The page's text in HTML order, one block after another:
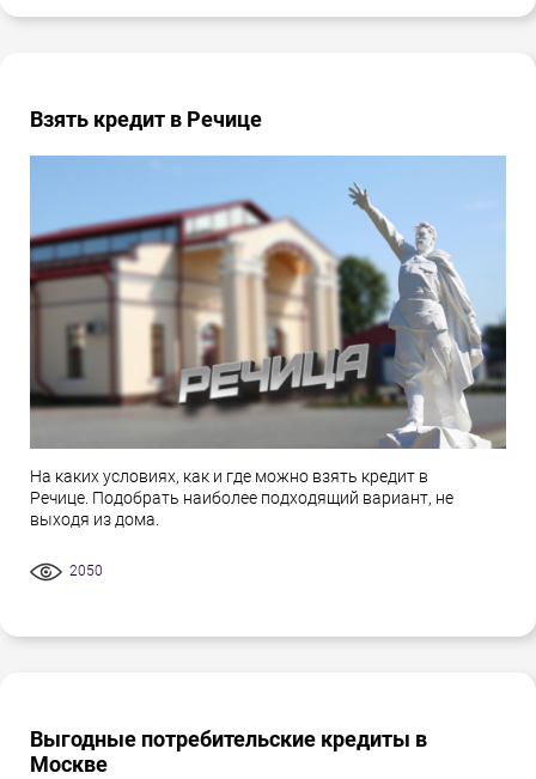
Взять кредит в Речице
На каких условиях, как и где можно взять кредит в
Речице. Подобрать наиболее подходящий вариант, не
выходя из дома.
2050
Выгодные потребительские кредиты в
Москве